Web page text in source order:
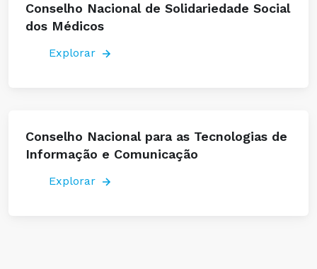
Conselho Nacional de Solidariedade Social
dos Médicos
Explorar
Conselho Nacional para as Tecnologias de
Informação e Comunicação
Explorar